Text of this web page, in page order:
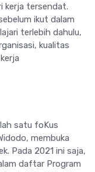
kerja tersendat.
ikut dalam
terlebih dahulu,
kualitas
satu foKus
membuka
Pada 2021 ini saja,
daftar Program